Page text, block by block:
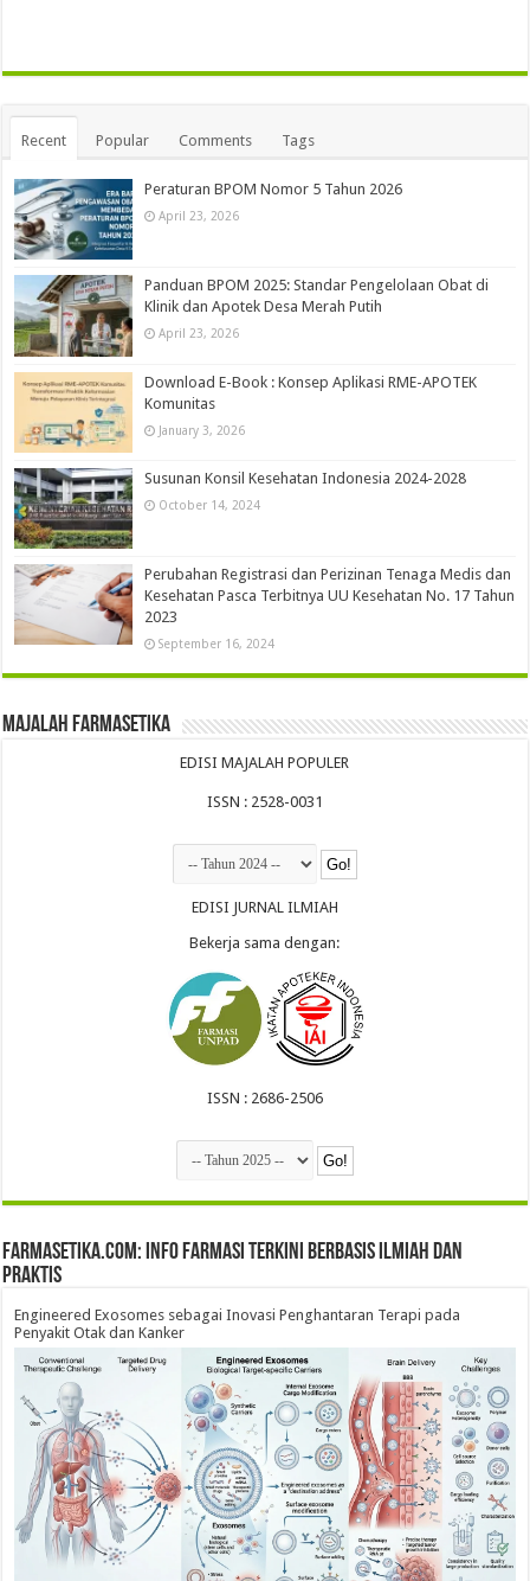
Recent Popular Comments Tags
Peraturan BPOM Nomor 5 Tahun 2026
April 23, 2026
Panduan BPOM 2025: Standar Pengelolaan Obat di
Klinik dan Apotek Desa Merah Putih
April 23, 2026
Download E-Book : Konsep Aplikasi RME-APOTEK
Komunitas
January 3, 2026
Susunan Konsil Kesehatan Indonesia 2024-2028
October 14, 2024
Perubahan Registrasi dan Perizinan Tenaga Medis dan
Kesehatan Pasca Terbitnya UU Kesehatan No. 17 Tahun
2023
September 16, 2024
Majalah Farmasetika
EDISI MAJALAH POPULER
ISSN : 2528-0031
EDISI JURNAL ILMIAH
Bekerja sama dengan:
ISSN : 2686-2506
farmasetika.com: Info Farmasi Terkini Berbasis Ilmiah dan
Praktis
Engineered Exosomes sebagai Inovasi Penghantaran Terapi pada
Penyakit Otak dan Kanker